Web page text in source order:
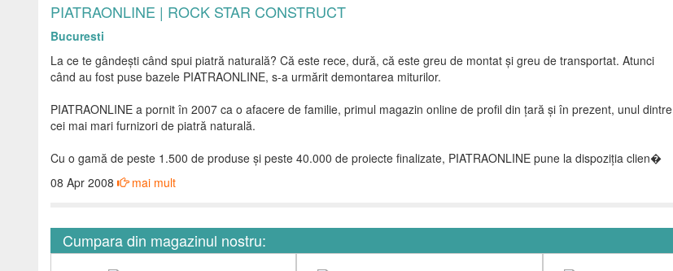
PIATRAONLINE | ROCK STAR CONSTRUCT
Bucuresti
La ce te gândești când spui piatră naturală? Că este rece, dură, că este greu de montat și greu de transportat. Atunci
când au fost puse bazele PIATRAONLINE, s-a urmărit demontarea miturilor.
PIATRAONLINE a pornit în 2007 ca o afacere de familie, primul magazin online de profil din țară și în prezent, unul dintre
cei mai mari furnizori de piatră naturală.
Cu o gamă de peste 1.500 de produse și peste 40.000 de proiecte finalizate, PIATRAONLINE pune la dispoziția clien�
08 Apr 2008
mai mult
Cumpara din magazinul nostru: